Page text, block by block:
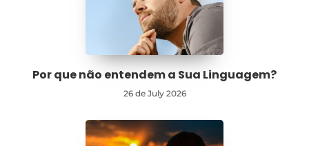
Por que não entendem a Sua Linguagem?
26 de July 2026